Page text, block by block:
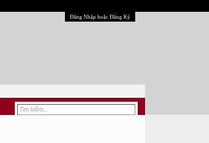
Đăng Nhập hoặc Đăng Ký